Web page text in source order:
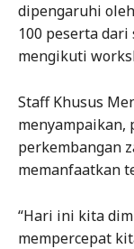
dipengaruhi
100 peserta
mengikuti
Staff Khusus
menyampaikan,
perkembangan
memanfaatkan
“Hari ini kita
mempercepat